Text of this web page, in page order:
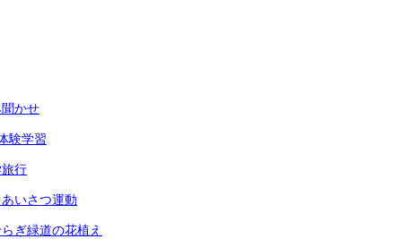
かせ
験学習
行
いさつ運動
ぎ緑道の花植え